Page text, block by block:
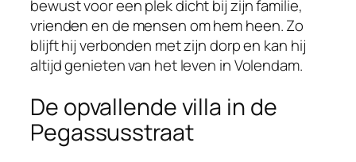
bewust voor een plek dicht bij zijn familie,
vrienden en de mensen om hem heen. Zo
blijft hij verbonden met zijn dorp en kan hij
altijd genieten van het leven in Volendam.
De opvallende villa in de
Pegassusstraat